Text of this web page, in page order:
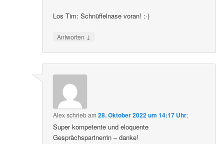
Los Tim: Schnüffelnase voran! :·)
Antworten ↓
Alexschriebam28. Oktober 2022 um 14:17 Uhr:
Super kompetente und eloquente
Gesprächspartnerrin – danke!